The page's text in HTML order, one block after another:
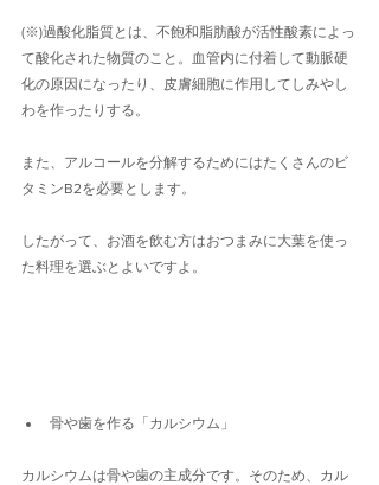
(※)過酸化脂質とは、不飽和脂肪酸が活性酸素によっ
て酸化された物質のこと。血管内に付着して動脈硬
化の原因になったり、皮膚細胞に作用してしみやし
わを作ったりする。
また、アルコールを分解するためにはたくさんのビ
タミンB2を必要とします。
したがって、お酒を飲む方はおつまみに大葉を使っ
た料理を選ぶとよいですよ。
骨や歯を作る「カルシウム」
カルシウムは骨や歯の主成分です。そのため、カル